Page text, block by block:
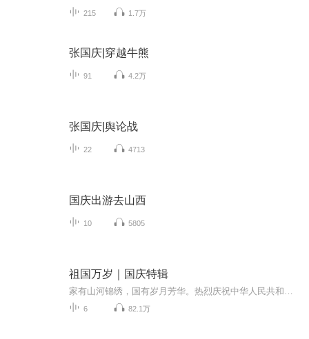
215 1.7万
张国庆|穿越牛熊
91 4.2万
张国庆|舆论战
22 4713
国庆出游去山西
10 5805
祖国万岁｜国庆特辑
6 82.1万